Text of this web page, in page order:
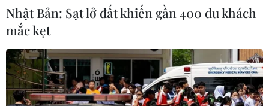
Nhật Bản: Sạt lở đất khiến gần 400 du khách
mắc kẹt